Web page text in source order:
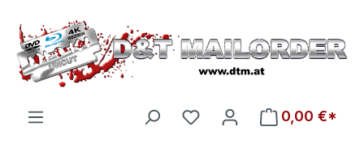
Zum Hauptinhalt springen
Du hast 0 Produkte auf
0,00 €*